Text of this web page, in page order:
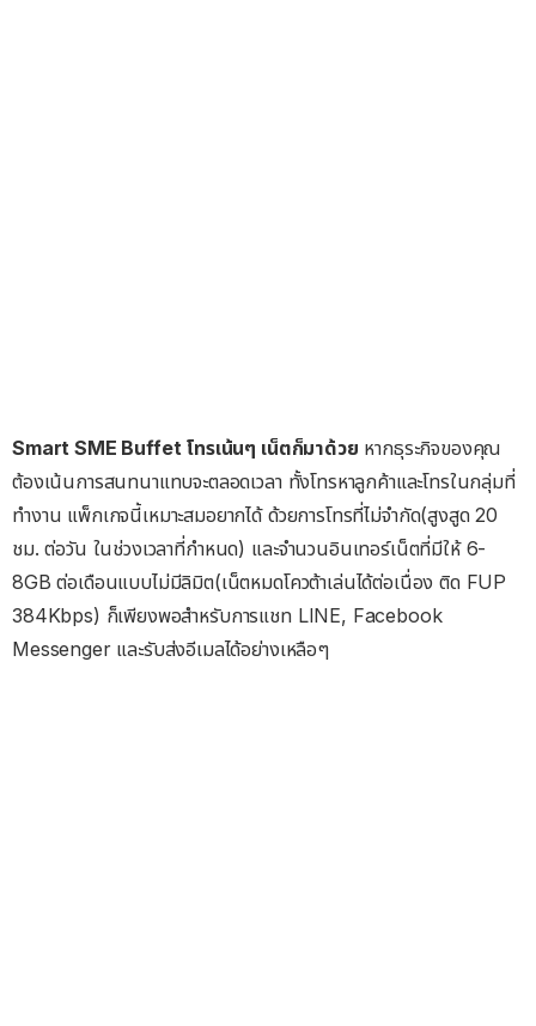
Smart SME Buffet โทรเน้นๆ เน็ตก็มาด้วย หากธุระกิจของคุณ
ต้องเน้นการสนทนาแทบจะตลอดเวลา ทั้งโทรหาลูกค้าและโทรในกลุ่มที่
ทำงาน แพ็กเกจนี้เหมาะสมอยากได้ ด้วยการโทรที่ไม่จำกัด(สูงสูด 20
ชม. ต่อวัน ในช่วงเวลาที่กำหนด) และจำนวนอินเทอร์เน็ตที่มีให้ 6-
8GB ต่อเดือนแบบไม่มีลิมิต(เน็ตหมดโควต้าเล่นได้ต่อเนื่อง ติด FUP
384Kbps) ก็เพียงพอสำหรับการแชท LINE, Facebook
Messenger และรับส่งอีเมลได้อย่างเหลือๆ